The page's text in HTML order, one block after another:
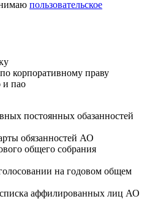
пользовательское
корпоративному праву
и пао
постоянных обазанностей
обязанностей АО
общего собрания
на годовом общем
аффилированных лиц АО